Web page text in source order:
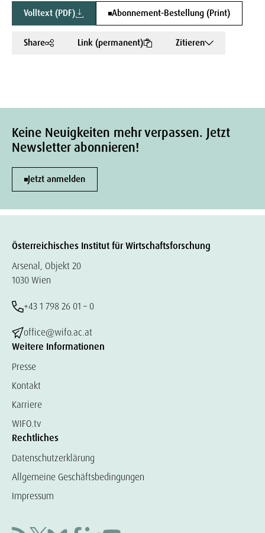
Volltext (PDF) Abonnement-Bestellung (Print)
Share Link (permanent) Zitieren
Keine Neuigkeiten mehr verpassen. Jetzt
Newsletter abonnieren!
Jetzt anmelden
Österreichisches Institut für Wirtschaftsforschung
Arsenal, Objekt 20
1030 Wien
+43 1 798 26 01 – 0
office@wifo.ac.at
Weitere Informationen
Presse
Kontakt
Karriere
WIFO.tv
Rechtliches
Datenschutzerklärung
Allgemeine Geschäftsbedingungen
Impressum